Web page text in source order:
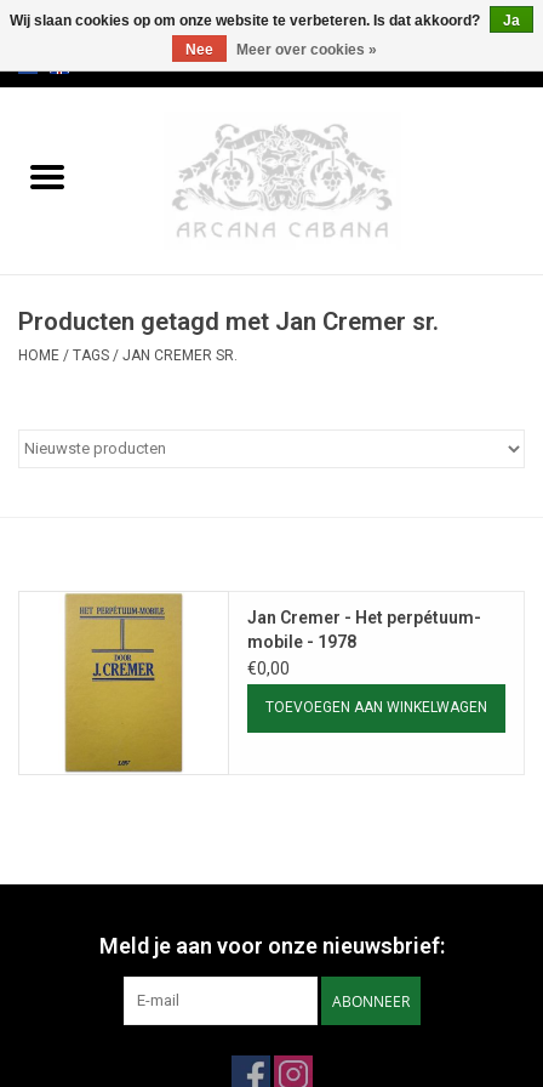
Oud & Zeldzaam
Erotica
Categorieën
Producten getagd met Jan Cremer sr.
HOME / TAGS / JAN CREMER SR.
Jan Cremer - Het perpétuum-
mobile - 1978
€0,00
TOEVOEGEN AAN WINKELWAGEN
Meld je aan voor onze nieuwsbrief:
ABONNEER
Wij slaan cookies op om onze website te verbeteren. Is dat akkoord?
Ja
Nee
Meer over cookies »